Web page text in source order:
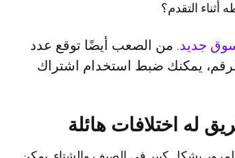
أثناء التقدم؟
جديد. من الصعب أيضًا توقع عدد
يمكنك ضبط استخدام اشتراك